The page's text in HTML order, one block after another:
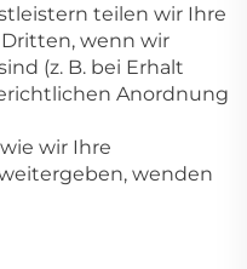
teilen wir Ihre
wenn wir
(z. B. bei Erhalt
Anordnung
wir Ihre
wenden